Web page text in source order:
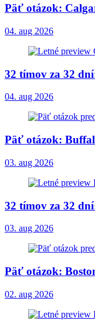
Päť otázok:
04. aug 2026
32 tímov za 32
04. aug 2026
Päť otázok:
03. aug 2026
32 tímov za 32
03. aug 2026
Päť otázok:
02. aug 2026